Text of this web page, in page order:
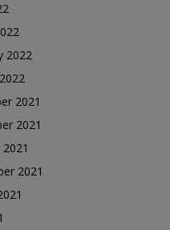
2022
2021
2021
2021